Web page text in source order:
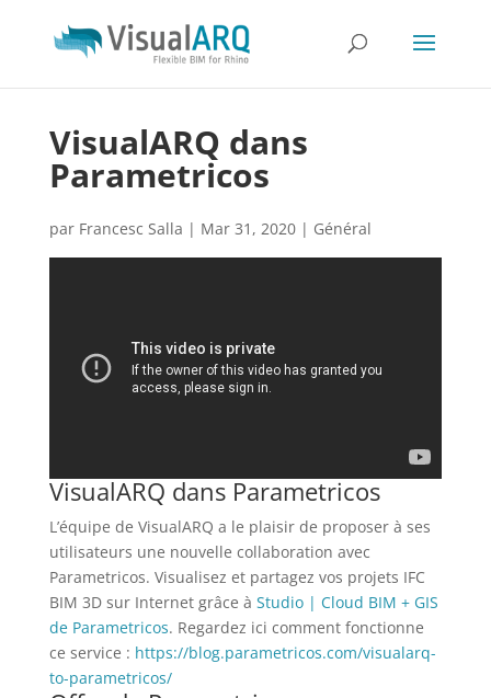
VisualARQ dans
Parametricos
par Francesc Salla | Mar 31, 2020| Général
VisualARQ dans Parametricos
L’équipe de VisualARQ a le plaisir de proposer à ses
utilisateurs une nouvelle collaboration avec
Parametricos. Visualisez et partagez vos projets IFC
BIM 3D sur Internet grâce à Studio | Cloud BIM + GIS
de Parametricos. Regardez ici comment fonctionne
ce service : https://blog.parametricos.com/visualarq-
to-parametricos/